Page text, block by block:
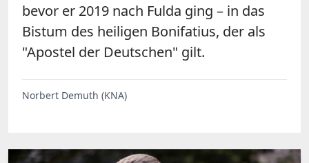
bevor er 2019 nach Fulda ging – in das
Bistum des heiligen Bonifatius, der als
"Apostel der Deutschen" gilt.
Norbert Demuth (KNA)